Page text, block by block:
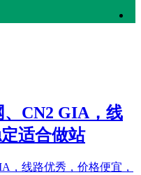
、CN2 GIA，线
适合做站